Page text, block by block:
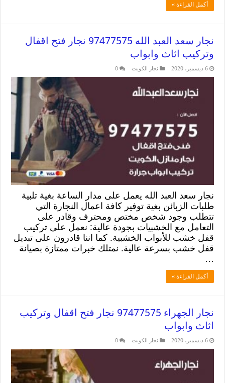
أكمل القراءة »
نجار سعد العبد الله 97477575 نجار فتح اقفال
وتركيب اثاث وابواب
6 ديسمبر، 2020 نجار الكويت 0
نجار سعد العبد الله يعمل على مدار الساعة بغية تلبية
طلبات الزبائن بغية توفير كافة اعمال النجارة التي
تتطلب وجود شخص مختص ومحترف وقادر على
التعامل مع الخشبيات بجودة عالية: نعمل على تركيب
قفل خشب للأبواب الخشبية. كما اننا قادرون على تبديل
قفل خشب بسرعة عالية. نمتلك خبرات ممتازة بصيانة
…
أكمل القراءة »
نجار الجهراء 97477575 نجار فتح اقفال وتركيب
اثاث وابواب
6 ديسمبر، 2020 نجار الكويت 0